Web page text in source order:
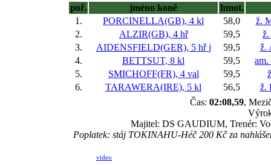
poř.
jméno koně
hmot.
1.
PORCINELLA(GB), 4 kl 58,0
ž.
2.
ALZIR(GB), 4 hř 59,5
3.
AIDENSFIELD(GER), 5 hřj 59,5
ž.
4.
BETTSUT, 8 kl 59,5
am.
5.
SMICHOFF(FR), 4 val 59,5
6.
TARAWERA(IRE), 5 kl 56,5
ž.
Čas: 02:08,59,
Majitel: DS GAUDIUM, Trenér:
Poplatek: stáj TOKINAHU-Héč 200 Kč za
video